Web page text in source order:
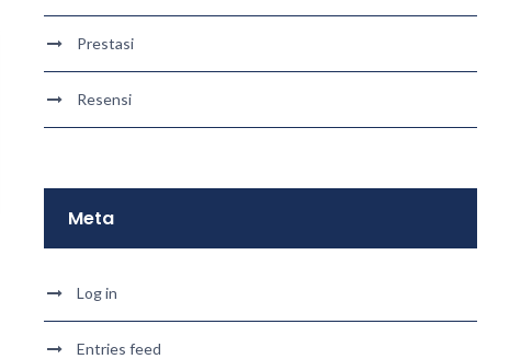
Prestasi
Resensi
Meta
Log in
Entries feed